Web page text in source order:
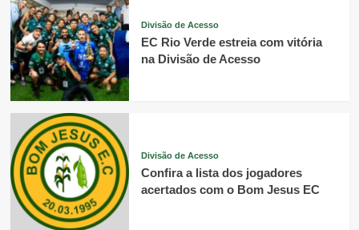
Divisão de Acesso
EC Rio Verde estreia com vitória
na Divisão de Acesso
Divisão de Acesso
Confira a lista dos jogadores
acertados com o Bom Jesus EC